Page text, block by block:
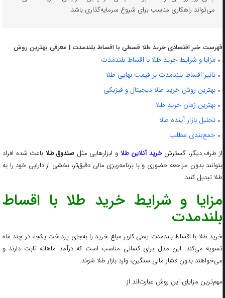
می‌تواند راهکاری مناسب برای شروع سرمایه‌گذاری باشد.
فهرست خبر اقتصادی خرید طلا قسطی با اقساط بلندمدت | معرفی بهترین روش
مزایا و شرایط خرید طلا با اقساط بلندمدت
تاثیر اقساط بلندمدت بر قیمت نهایی طلا
بهترین روش خرید طلا دیجیتال و فیزیکی
بهترین زمان خرید طلا
تحلیل بازار آینده طلا
جمع‌بندی مطلب
از طرف دیگر، گسترش خرید آنلاین طلاو ابزارهایی مثل صندوق طلاباعث شده افراد
بتوانند بدون مراجعه حضوری و با برنامه‌ریزی مالی دقیق‌تر، بخشی از دارایی خود را به
طلا تبدیل کنند.
مزایا و شرایط خرید طلا با اقساط
بلندمدت
خرید طلا با اقساط بلندمدت یعنی کاربر مبلغ خرید را به‌جای پرداخت یکجا، در چند ماه
تسویه می‌کند. این مدل برای کسانی مناسب است که درآمد ماهانه ثابت دارند و
می‌خواهند بدون فشار مالی سنگین، وارد بازار طلا شوند.
مهم‌ترین مزایای این روش عبارت‌اند از: